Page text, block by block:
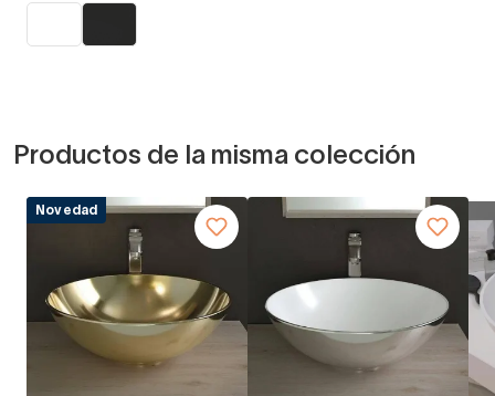
Productos de la misma colección
Novedad